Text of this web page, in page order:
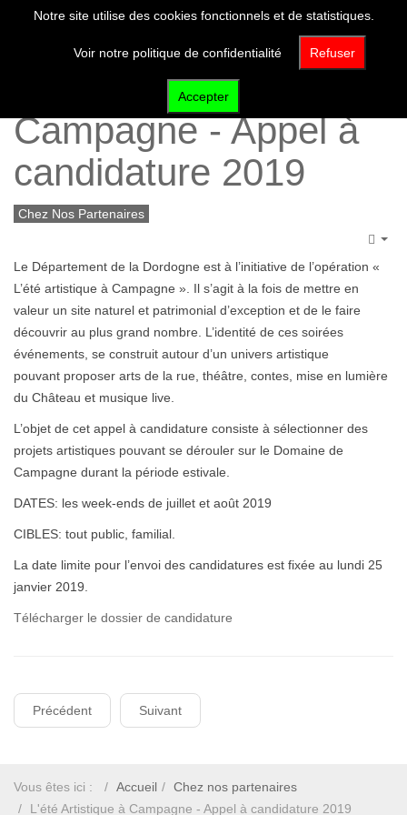
L'été Artistique à
Campagne - Appel à
candidature 2019
Chez Nos Partenaires
Le Département de la Dordogne est à l’initiative de l’opération «
L’été artistique à Campagne ». Il s’agit à la fois de mettre en
valeur un site naturel et patrimonial d’exception et de le faire
découvrir au plus grand nombre. L’identité de ces soirées
événements, se construit autour d’un univers artistique
pouvant proposer arts de la rue, théâtre, contes, mise en lumière
du Château et musique live.
L’objet de cet appel à candidature consiste à sélectionner des
projets artistiques pouvant se dérouler sur le Domaine de
Campagne durant la période estivale.
DATES: les week-ends de juillet et août 2019
CIBLES: tout public, familial.
La date limite pour l’envoi des candidatures est fixée au lundi 25
janvier 2019.
Télécharger le dossier de candidature
Précédent Suivant
Vous êtes ici : Accueil
Chez nos partenaires
L'été Artistique à Campagne - Appel à candidature 2019
Notre site utilise des cookies fonctionnels et de statistiques.
Voir notre politique de confidentialité Refuser
Accepter